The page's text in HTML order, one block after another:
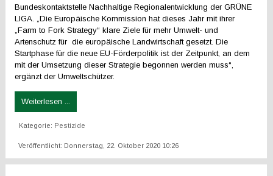
Bundeskontaktstelle Nachhaltige Regionalentwicklung der GRÜNE
LIGA. „Die Europäische Kommission hat dieses Jahr mit ihrer
„Farm to Fork Strategy“ klare Ziele für mehr Umwelt- und
Artenschutz für die europäische Landwirtschaft gesetzt. Die
Startphase für die neue EU-Förderpolitik ist der Zeitpunkt, an dem
mit der Umsetzung dieser Strategie begonnen werden muss“,
ergänzt der Umweltschützer.
Weiterlesen ...
Kategorie: Pestizide
Veröffentlicht: Donnerstag, 22. Oktober 2020 10:26